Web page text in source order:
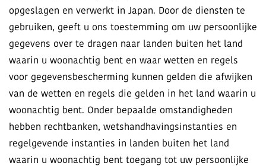
opgeslagen en verwerkt in Japan. Door de diensten te
gebruiken, geeft u ons toestemming om uw persoonlijke
gegevens over te dragen naar landen buiten het land
waarin u woonachtig bent en waar wetten en regels
voor gegevensbescherming kunnen gelden die afwijken
van de wetten en regels die gelden in het land waarin u
woonachtig bent. Onder bepaalde omstandigheden
hebben rechtbanken, wetshandhavingsinstanties en
regelgevende instanties in landen buiten het land
waarin u woonachtig bent toegang tot uw persoonlijke